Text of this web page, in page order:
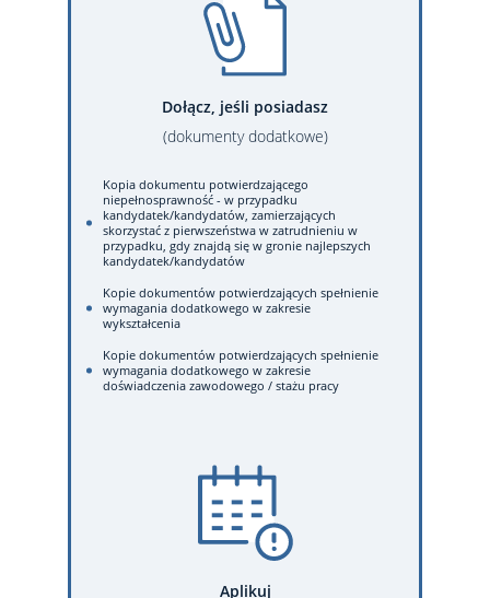
Dołącz, jeśli posiadasz
(dokumenty dodatkowe)
Kopia dokumentu potwierdzającego
niepełnosprawność - w przypadku
kandydatek/kandydatów, zamierzających
skorzystać z pierwszeństwa w zatrudnieniu w
przypadku, gdy znajdą się w gronie najlepszych
kandydatek/kandydatów
Kopie dokumentów potwierdzających spełnienie
wymagania dodatkowego w zakresie
wykształcenia
Kopie dokumentów potwierdzających spełnienie
wymagania dodatkowego w zakresie
doświadczenia zawodowego / stażu pracy
Aplikuj